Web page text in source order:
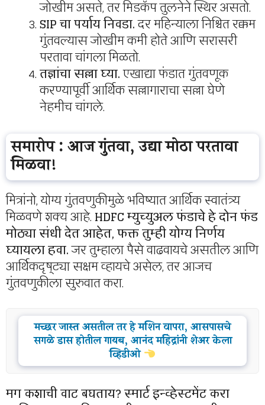
जोखीम असते, तर मिडकॅप तुलनेने स्थिर असतो.
SIP चा पर्याय निवडा.दर महिन्याला निश्चित रक्कम
गुंतवल्यास जोखीम कमी होते आणि सरासरी
परतावा चांगला मिळतो.
तज्ञांचा सल्ला घ्या.एखाद्या फंडात गुंतवणूक
करण्यापूर्वी आर्थिक सल्लागाराचा सल्ला घेणे
नेहमीच चांगले.
समारोप : आज गुंतवा, उद्या मोठा परतावा
मिळवा!
मित्रांनो, योग्य गुंतवणुकीमुळे भविष्यात आर्थिक स्वातंत्र्य
मिळवणे शक्य आहे. HDFC म्युच्युअल फंडाचे हे दोन फंड
मोठ्या संधी देत आहेत, फक्त तुम्ही योग्य निर्णय
घ्यायला हवा.जर तुम्हाला पैसे वाढवायचे असतील आणि
आर्थिकदृष्ट्या सक्षम व्हायचे असेल, तर आजच
गुंतवणुकीला सुरुवात करा.
मच्छर जास्त असतील तर हे मशिन वापरा, आसपासचे
सगळे डास होतील गायब, आनंद महिंद्रांनी शेअर केला
व्हिडीओ
मग कशाची वाट बघताय? स्मार्ट इन्व्हेस्टमेंट करा